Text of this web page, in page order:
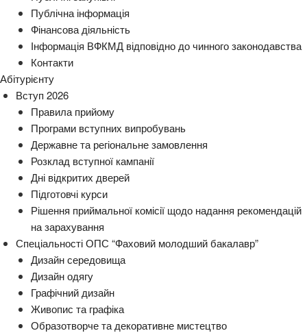
Публічна інформація
Фінансова діяльність
Інформація ВФКМД відповідно до чинного законодавства
Контакти
Абітурієнту
Вступ 2026
Правила прийому
Програми вступних випробувань
Державне та регіональне замовлення
Розклад вступної кампанії
Дні відкритих дверей
Підготовчі курси
Рішення приймальної комісії щодо надання рекомендацій
на зарахування
Спеціальності ОПС “Фаховий молодший бакалавр”
Дизайн середовища
Дизайн одягу
Графічний дизайн
Живопис та графіка
Образотворче та декоративне мистецтво